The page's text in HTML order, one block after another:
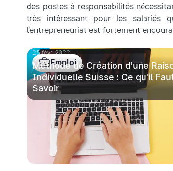
des postes à responsabilités
très intéressant pour les salariés
l’entrepreneuriat est fortement
Emploi
25 févr. 2022
Méthode de Création d'une
Individuelle Suisse : Ce qu'il
Savoir